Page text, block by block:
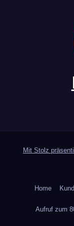
Mit Stolz
Home
Aufruf zum